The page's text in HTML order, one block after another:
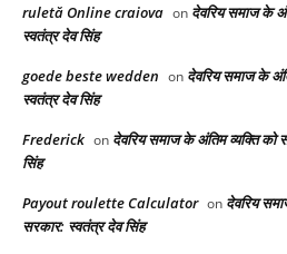
ruletă Online craiova on देवरिय समाज के
स्वतंत्र देव सिंह
goede beste wedden on देवरिय समाज के
स्वतंत्र देव सिंह
Frederick on देवरिय समाज के अंतिम व्यक्ति को
सिंह
Payout roulette Calculator on देवरिय
सरकार: स्वतंत्र देव सिंह